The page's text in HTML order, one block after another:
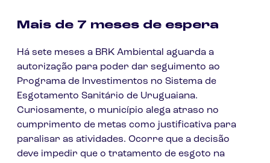
Mais de 7 meses de espera
Há sete meses a BRK Ambiental aguarda a
autorização para poder dar seguimento ao
Programa de Investimentos no Sistema de
Esgotamento Sanitário de Uruguaiana.
Curiosamente, o município alega atraso no
cumprimento de metas como justificativa para
paralisar as atividades. Ocorre que a decisão
deve impedir que o tratamento de esgoto na